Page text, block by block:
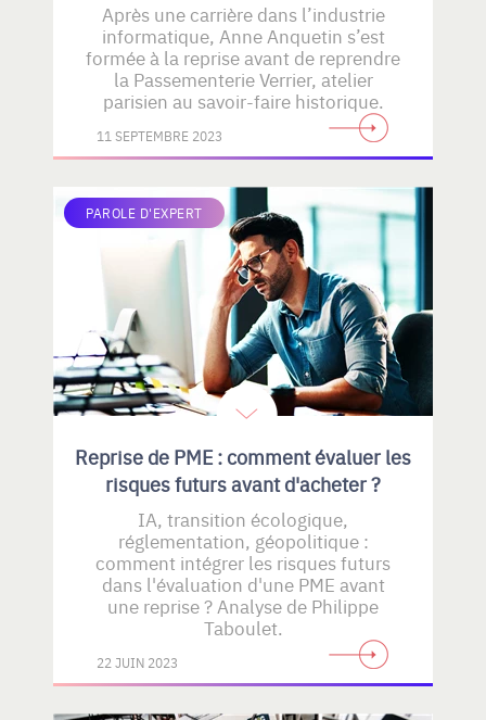
Après une carrière dans l’industrie
informatique, Anne Anquetin s’est
formée à la reprise avant de reprendre
la Passementerie Verrier, atelier
parisien au savoir-faire historique.
11 SEPTEMBRE 2023
PAROLE D'EXPERT
Reprise de PME : comment évaluer les
risques futurs avant d'acheter ?
IA, transition écologique,
réglementation, géopolitique :
comment intégrer les risques futurs
dans l'évaluation d'une PME avant
une reprise ? Analyse de Philippe
Taboulet.
22 JUIN 2023